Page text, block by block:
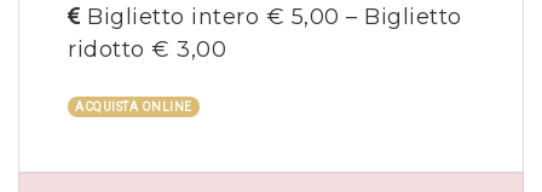
Biglietto intero € 5,00 – Biglietto
ridotto € 3,00
ACQUISTA ONLINE